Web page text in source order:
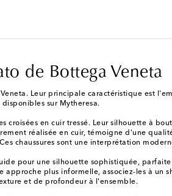
de Bottega Veneta
Leur principale caractéristique est
sur Mytheresa.
croisées en cuir tressé. Leur silhouette à
réalisée en cuir, témoigne d'une
chaussures sont une interprétation
pour une silhouette sophistiquée,
approche plus informelle, associez-les à
et de profondeur à l'ensemble.